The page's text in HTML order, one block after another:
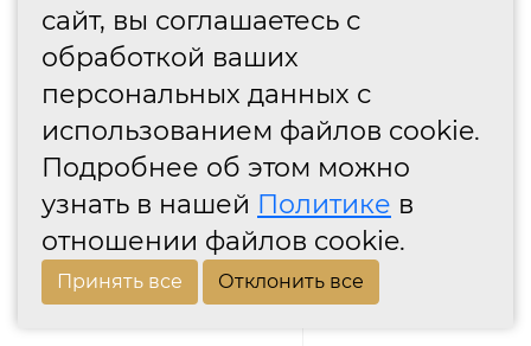
сайт, вы соглашаетесь с
обработкой ваших
персональных данных с
использованием файлов cookie.
Подробнее об этом можно
узнать в нашей Политике в
отношении файлов cookie.
Принять все Отклонить все